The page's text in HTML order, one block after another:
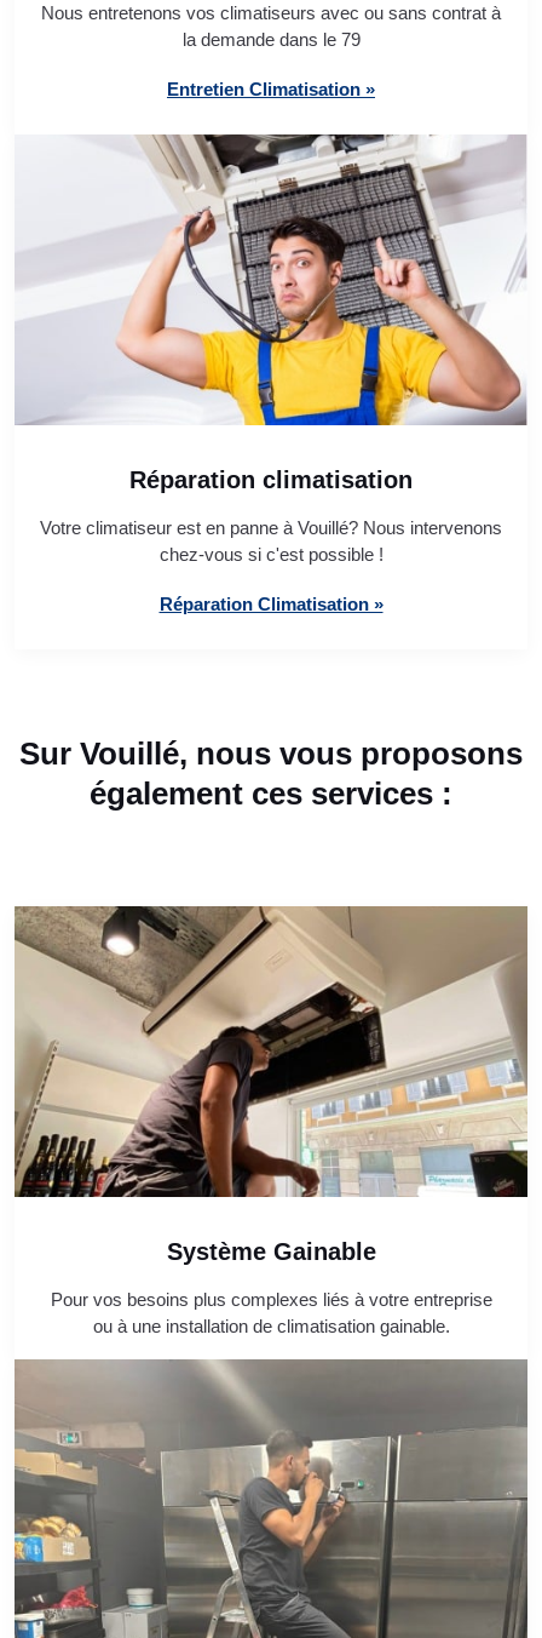
Nous entretenons vos climatiseurs avec ou sans contrat à
la demande dans le 79
Entretien Climatisation »
Réparation climatisation
Votre climatiseur est en panne à Vouillé? Nous intervenons
chez-vous si c'est possible !
Réparation Climatisation »
Sur Vouillé, nous vous proposons
également ces services :
Système Gainable
Pour vos besoins plus complexes liés à votre entreprise
ou à une installation de climatisation gainable.